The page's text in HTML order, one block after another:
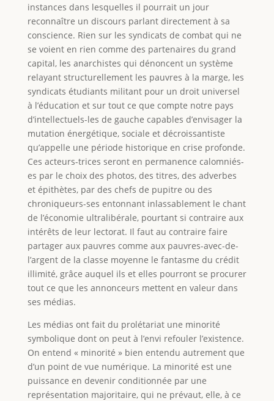
instances dans lesquelles il pourrait un jour
reconnaître un discours parlant directement à sa
conscience. Rien sur les syndicats de combat qui ne
se voient en rien comme des partenaires du grand
capital, les anarchistes qui dénoncent un système
relayant structurellement les pauvres à la marge, les
syndicats étudiants militant pour un droit universel
à l’éducation et sur tout ce que compte notre pays
d’intellectuels-les de gauche capables d’envisager la
mutation énergétique, sociale et décroissantiste
qu’appelle une période historique en crise profonde.
Ces acteurs-trices seront en permanence calomniés-
es par le choix des photos, des titres, des adverbes
et épithètes, par des chefs de pupitre ou des
chroniqueurs-ses entonnant inlassablement le chant
de l’économie ultralibérale, pourtant si contraire aux
intérêts de leur lectorat. Il faut au contraire faire
partager aux pauvres comme aux pauvres-avec-de-
l’argent de la classe moyenne le fantasme du crédit
illimité, grâce auquel ils et elles pourront se procurer
tout ce que les annonceurs mettent en valeur dans
ses médias.
Les médias ont fait du prolétariat une minorité
symbolique dont on peut à l’envi refouler l’existence.
On entend « minorité » bien entendu autrement que
d’un point de vue numérique. La minorité est une
puissance en devenir conditionnée par une
représentation majoritaire, qui ne prévaut, elle, à ce